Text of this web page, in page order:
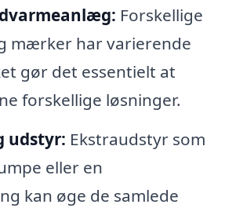
Forskellige
mærker har varierende
gør det essentielt at
forskellige løsninger.
udstyr: Ekstraudstyr som
eller en
kan øge de samlede